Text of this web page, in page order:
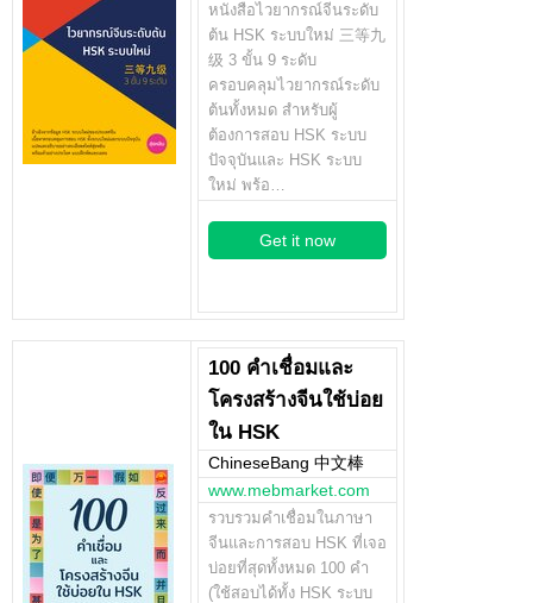
หนังสือไวยากรณ์จีนระดับ
ต้น HSK ระบบใหม่ 三等九
级 3 ขั้น 9 ระดับ
ครอบคลุมไวยากรณ์ระดับ
ต้นทั้งหมด สำหรับผู้
ต้องการสอบ HSK ระบบ
ปัจจุบันและ HSK ระบบ
ใหม่ พร้อ…
Get it now
100 คำเชื่อมและ
โครงสร้างจีนใช้บ่อย
ใน HSK
ChineseBang 中文棒
www.mebmarket.com
รวบรวมคำเชื่อมในภาษา
จีนและการสอบ HSK ที่เจอ
บ่อยที่สุดทั้งหมด 100 คำ
(ใช้สอบได้ทั้ง HSK ระบบ